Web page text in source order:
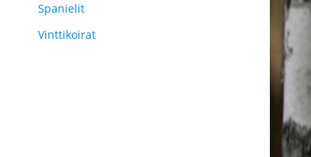
Spanielit
Vinttikoirat